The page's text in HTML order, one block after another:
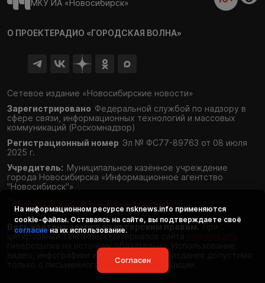
МКУ ИА «Новосибирск»
О ПРОЕКТЕРАДИО «ГОРОДСКАЯ ВОЛНА»
Сетевое издание «Новосибирские новости»
Зарегистрировано Федеральной службой по надзору в
сфере связи, информационных технологий и массовых
коммуникаций (Роскомнадзор)
Регистрационный номер Эл № ФС77-89763 от 08 июля
2025 г.
Учредитель: Муниципальное казённое учреждение
города Новосибирска «Информационное агентство
"Новосибирск"»
Весь контент защищён авторским правом. При
цитировании текстовых материалов сайта
гиперссылка на источник обязательна. Использование
видео, инфографики и фотоматериалов издания допустимо
только с письменного разрешения редакции.
На информационном ресурсе nsknews.info применяются
cookie-файлы. Оставаясь на сайте, вы подтверждаете своё
согласие на их использование.
Согласен